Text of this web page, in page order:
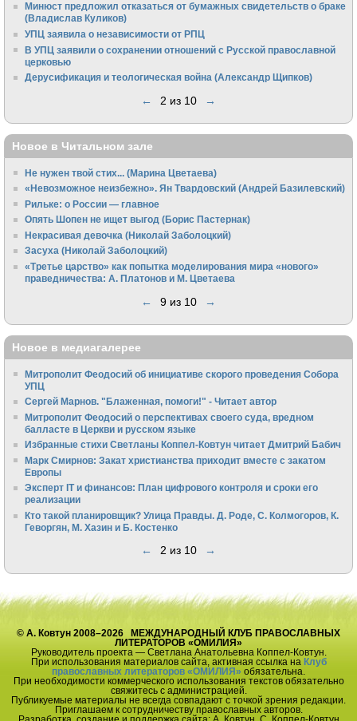
Минюст предложил отказаться от бумажных свидетельств о браке
(Владислав Куликов)
УПЦ заявила о независимости от РПЦ
В УПЦ заявили о сохранении отношений с Русской православной
церковью
Дерусификация и теологическая война (Александр Щипков)
← 2 из 10 →
Новое в Читальном зале
Не нужен твой стих... (Марина Цветаева)
«Невозможное неизбежно». Ян Твардовский (Андрей Базилевский)
Рильке: о России — главное
Опять Шопен не ищет выгод (Борис Пастернак)
Некрасивая девочка (Николай Заболоцкий)
Засуха (Николай Заболоцкий)
«Третье царство» как попытка моделирования мира «нового»
праведничества: А. Платонов и М. Цветаева
← 9 из 10 →
Новое в медиагалерее
Митрополит Феодосий об инициативе скорого проведения Собора
УПЦ
Сергей Марнов. "Блаженная, помоги!" - Читает автор
Митрополит Феодосий о перспективах своего суда, вредном
балласте в Церкви и русском языке
Избранные стихи Светланы Коппел-Ковтун читает Дмитрий Бабич
Марк Смирнов: Закат христианства приходит вместе с закатом
Европы
Эксперт IT и финансов: План цифрового контроля и сроки его
реализации
Кто такой планировщик? Улица Правды. Д. Роде, С. Колмогоров, К.
Геворгян, М. Хазин и Б. Костенко
← 2 из 10 →
© А. Ковтун 2008–2026 МЕЖДУНАРОДНЫЙ КЛУБ ПРАВОСЛАВНЫХ
ЛИТЕРАТОРОВ «ОМИЛИЯ»
Руководитель проекта — Светлана Анатольевна Коппел-Ковтун.
При использования материалов сайта, активная ссылка на Клуб
православных литераторов «ОМИЛИЯ» обязательна.
При необходимости коммерческого использования текстов обязательно
свяжитесь с администрацией.
Публикуемые материалы не всегда совпадают с точкой зрения редакции.
Приглашаем к сотрудничеству православных авторов.